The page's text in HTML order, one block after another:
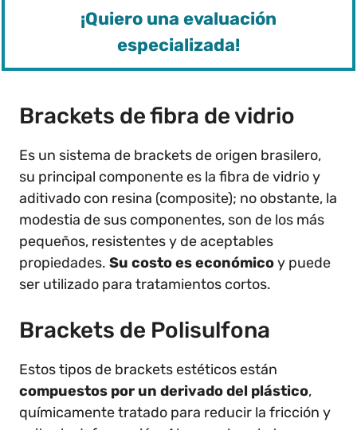
¡Quiero una evaluación
especializada!
Brackets de fibra de vidrio
Es un sistema de brackets de origen brasilero,
su principal componente es la fibra de vidrio y
aditivado con resina (composite); no obstante, la
modestia de sus componentes, son de los más
pequeños, resistentes y de aceptables
propiedades. Su costo es económicoy puede
ser utilizado para tratamientos cortos.
Brackets de Polisulfona
Estos tipos de brackets estéticos están
compuestos por un derivado del plástico,
químicamente tratado para reducir la fricción y